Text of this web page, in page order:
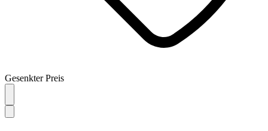
Gesenkter Preis